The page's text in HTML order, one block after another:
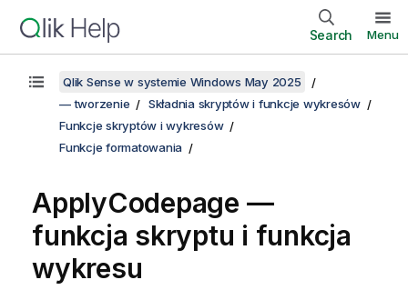
Search Menu
Qlik Sense w systemie Windows May 2025
— tworzenie
Składnia skryptów i funkcje wykresów
Funkcje skryptów i wykresów
Funkcje formatowania
ApplyCodepage —
funkcja skryptu i funkcja
wykresu